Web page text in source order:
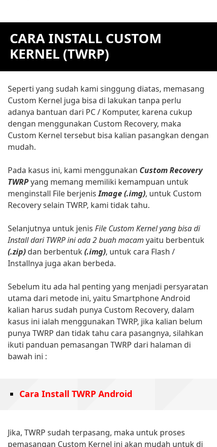
CARA INSTALL CUSTOM
KERNEL (TWRP)
Seperti yang sudah kami singgung diatas, memasang
Custom Kernel juga bisa di lakukan tanpa perlu
adanya bantuan dari PC / Komputer, karena cukup
dengan menggunakan Custom Recovery, maka
Custom Kernel tersebut bisa kalian pasangkan dengan
mudah.
Pada kasus ini, kami menggunakan Custom Recovery
TWRPyang memang memiliki kemampuan untuk
menginstall File berjenisImage (.img), untuk Custom
Recovery selain TWRP, kami tidak tahu.
Selanjutnya untuk jenis File Custom Kernel yang bisa di
Install dari TWRP ini ada 2 buah macam yaitu berbentuk
(.zip) dan berbentuk(.img), untuk cara Flash /
Installnya juga akan berbeda.
Sebelum itu ada hal penting yang menjadi persyaratan
utama dari metode ini, yaitu Smartphone Android
kalian harus sudah punya Custom Recovery, dalam
kasus ini ialah menggunakan TWRP, jika kalian belum
punya TWRP dan tidak tahu cara pasangnya, silahkan
ikuti panduan pemasangan TWRP dari halaman di
bawah ini :
Cara Install TWRP Android
Jika, TWRP sudah terpasang, maka untuk proses
pemasangan Custom Kernel ini akan mudah untuk di